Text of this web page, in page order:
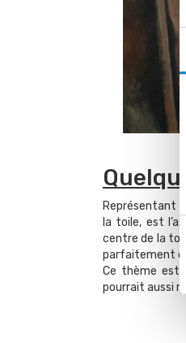
Représentant
la toile, est
centre de la
parfaitement
Ce thème est
pourrait aussi